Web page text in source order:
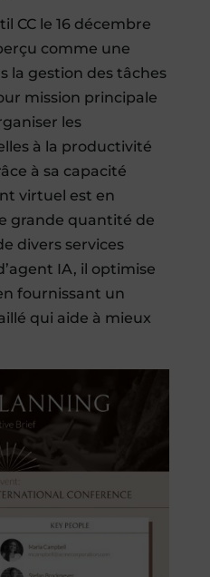
CC le 16 décembre
comme une
la gestion des tâches
mission principale
les
à la productivité
à sa capacité
virtuel est en
grande quantité de
divers services
IA, il optimise
fournissant un
qui aide à mieux